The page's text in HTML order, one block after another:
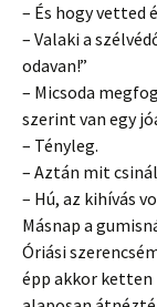
– És hogy vetted
– Valaki a
odavan!”
– Micsoda
szerint van egy
– Tényleg.
– Aztán mit
– Hú, az kihívás
Másnap a
Óriási
épp akkor ketten